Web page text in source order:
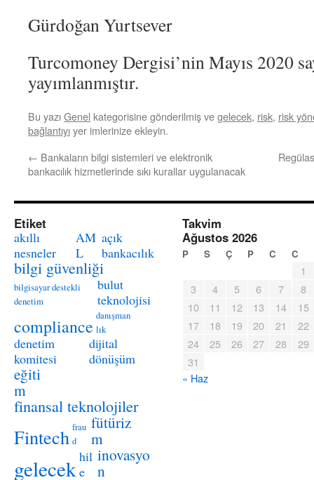
Gürdoğan Yurtsever
Turcomoney Dergisi’nin Mayıs 2020
yayımlanmıştır.
Bu yazıGenel kategorisine gönderilmiş vegelecek, risk, risk
bağlantıyıyer imlerinize ekleyin.
← Bankaların bilgi sistemleri ve elektronik
bankacılık hizmetlerinde sıkı kurallar uygulanacak
Etiket
akıllı
nesneler
AM
L
açık
bankacılık
bilgi güvenliği
bilgisayar destekli
denetim
bulut
teknolojisi
compliance danışman
lık
denetim
komitesi
dijital
dönüşüm
eğiti
m
finansal teknolojiler
Fintech frau
d
fütüriz
m
gelecekhil
e
inovasyo
n
Takvim
Ağustos 2026
P S Ç P C C
1
3
4 5 6 7
8
10
11 12 13 14
15
17
18 19 20 21
22
24
25 26 27 28
29
31
« Haz